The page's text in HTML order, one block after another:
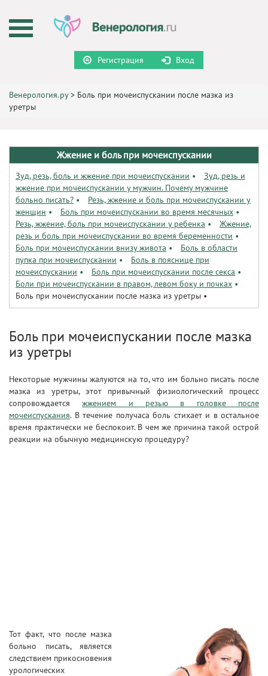
Регистрация Вход
Венерология.ру> Боль при мочеиспускании после мазка из
уретры
Жжение и боль при мочеиспускании
Зуд, резь, боль и жжение при мочеиспускании •
Зуд, резь и
жжение при мочеиспускании у мужчин. Почему мужчине
больно писать? •
Резь, жжение и боль при мочеиспускании у
женщин • Боль при мочеиспускании во время месячных •
Резь, жжение, боль при мочеиспускании у ребенка •
Жжение,
резь и боль при мочеиспускании во время беременности •
Боль при мочеиспускании внизу живота •
Боль в области
пупка при мочеиспускании •
Боль в пояснице при
мочеиспускании • Боль при мочеиспускании после секса •
Боли при мочеиспускании в правом, левом боку и почках •
Боль при мочеиспускании после мазка из уретры •
Боль при мочеиспускании после мазка
из уретры
Некоторые мужчины жалуются на то, что им больно писать после
мазка из уретры, этот привычный физиологический процесс
сопровождаетсяжжением и резью в головке после
мочеиспускания. В течение получаса боль стихает и в остальное
время практически не беспокоит. В чем же причина такой острой
реакции на обычную медицинскую процедуру?
Тот факт, что после мазка
больно писать, является
следствием прикосновения
урологических